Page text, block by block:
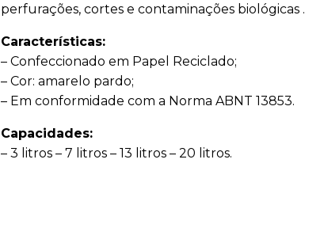
perfurações, cortes e contaminações biológicas .
Características:
– Confeccionado em Papel Reciclado;
– Cor: amarelo pardo;
– Em conformidade com a Norma ABNT 13853.
Capacidades:
– 3 litros – 7 litros – 13 litros – 20 litros.